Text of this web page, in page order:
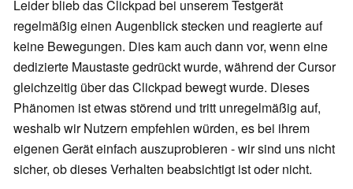
Leider bliebdas Clickpad bei unserem Testgerät
regelmäßig einen Augenblick stecken und reagierte auf
keine Bewegungen. Dies kam auch dann vor, wenn eine
dedizierte Maustaste gedrückt wurde, während der Cursor
gleichzeitig über das Clickpad bewegt wurde. Dieses
Phänomen ist etwas störend und tritt unregelmäßig auf,
weshalb wir Nutzern empfehlen würden, es bei ihrem
eigenen Gerät einfach auszuprobieren - wir sind uns nicht
sicher, ob dieses Verhalten beabsichtigt ist oder nicht.